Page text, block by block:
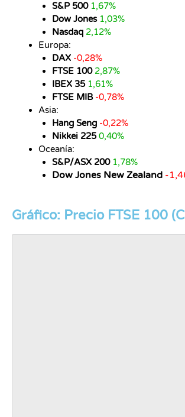
S&P 500 1,67%
Dow Jones 1,03%
Nasdaq 2,12%
Europa:
DAX -0,28%
FTSE 100 2,87%
IBEX 35 1,61%
FTSE MIB -0,78%
Asia:
Hang Seng -0,22%
Nikkei 225 0,40%
Oceanía:
S&P/ASX 200 1,78%
Dow Jones New Zealand-
Gráfico: Precio FTSE 100